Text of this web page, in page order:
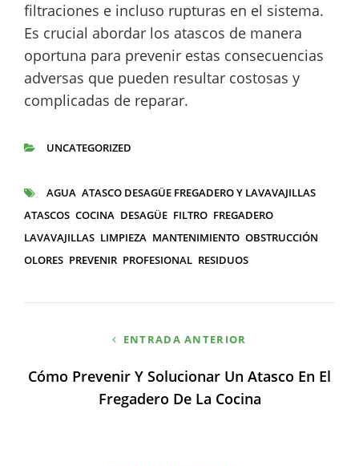
filtraciones e incluso rupturas en el sistema.
Es crucial abordar los atascos de manera
oportuna para prevenir estas consecuencias
adversas que pueden resultar costosas y
complicadas de reparar.
UNCATEGORIZED
ETIQUETAS
AGUA ATASCO DESAGÜE FREGADERO Y LAVAVAJILLAS
ATASCOS COCINA DESAGÜE FILTRO FREGADERO
LAVAVAJILLAS LIMPIEZA MANTENIMIENTO OBSTRUCCIÓN
OLORES PREVENIR PROFESIONAL RESIDUOS
entradas
ENTRADA ANTERIOR
Cómo Prevenir Y Solucionar Un Atasco En El
Fregadero De La Cocina